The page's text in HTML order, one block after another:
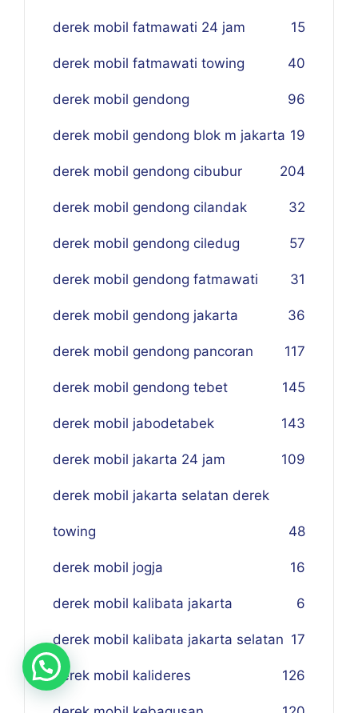
derek mobil fatmawati 24 jam 15
derek mobil fatmawati towing 40
derek mobil gendong 96
derek mobil gendong blok m jakarta 19
derek mobil gendong cibubur 204
derek mobil gendong cilandak 32
derek mobil gendong ciledug 57
derek mobil gendong fatmawati 31
derek mobil gendong jakarta 36
derek mobil gendong pancoran 117
derek mobil gendong tebet 145
derek mobil jabodetabek 143
derek mobil jakarta 24 jam 109
derek mobil jakarta selatan derek
towing 48
derek mobil jogja 16
derek mobil kalibata jakarta 6
derek mobil kalibata jakarta selatan 17
derek mobil kalideres 126